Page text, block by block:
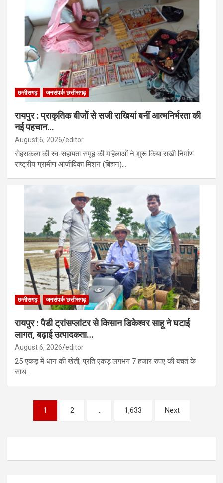
छत्तीसगढ़ जनसंपर्क छत्तीसगढ़
रायपुर : प्राकृतिक बीजों से सजी राखियां बनीं आत्मनिर्भरता की
नई पहचान…
August 6, 2026 editor
रोहराकला की स्व-सहायता समूह की महिलाओं ने शुरू किया राखी निर्माण
राष्ट्रीय ग्रामीण आजीविका मिशन (बिहान)…
छत्तीसगढ़ जनसंपर्क छत्तीसगढ़
रायपुर : पैडी ट्रांसप्लांटर से किसान डिकेश्वर साहू ने घटाई
लागत, बढ़ाई उत्पादकता…
August 6, 2026 editor
25 एकड़ में धान की खेती, प्रति एकड़ लगभग 7 हजार रुपए की बचत के
साथ…
pagination
1 2 … 1,633 Next